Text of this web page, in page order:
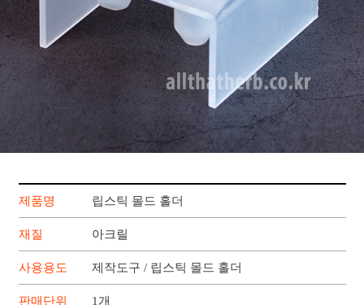
제품명 립스틱 몰드 홀더
재질 아크릴
사용용도 제작도구 / 립스틱 몰드 홀더
판매단위 1개